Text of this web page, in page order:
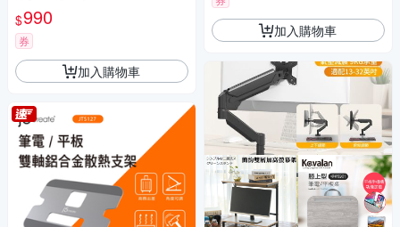
$990
券
加入購物車
加入購物車